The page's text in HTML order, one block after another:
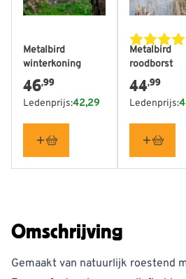
Metalbird
winterkoning
46,99
Ledenprijs:42,29
Metalbird
roodborst
44,99
Ledenprijs:
Omschrijving
Gemaakt van natuurlijk roestend